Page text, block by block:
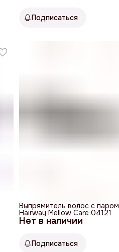
Подписаться
Нет в наличии
Выпрямитель волос с паром
Hairway Mellow Care 04121
Подписаться